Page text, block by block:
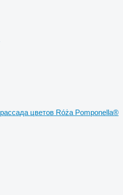
рассада цветов Róża Pomponella®